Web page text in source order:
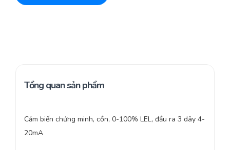
Tổng quan sản phẩm
Cảm biến chứng minh, cồn, 0-100% LEL, đầu ra 3 dây 4-
20mA